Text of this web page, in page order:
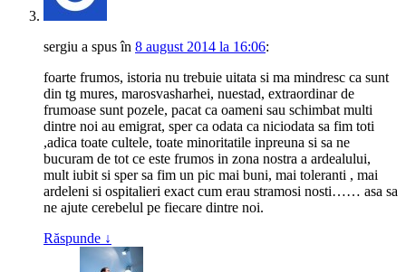
sergiu a spusîn 8 august 2014 la 16:06:
foarte frumos, istoria nu trebuie uitata si ma mindresc ca sunt
din tg mures, marosvasharhei, nuestad, extraordinar de
frumoase sunt pozele, pacat ca oameni sau schimbat multi
dintre noi au emigrat, sper ca odata ca niciodata sa fim toti
,adica toate cultele, toate minoritatile inpreuna si sa ne
bucuram de tot ce este frumos in zona nostra a ardealului,
mult iubit si sper sa fim un pic mai buni, mai toleranti , mai
ardeleni si ospitalieri exact cum erau stramosi nosti…… asa sa
ne ajute cerebelul pe fiecare dintre noi.
Răspunde ↓